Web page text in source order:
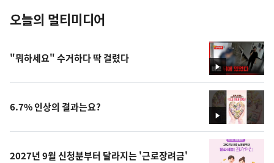
오늘의 멀티미디어
영
상
"뭐하세요" 수거하다 딱 걸렸다
영
상
6.7% 인상의 결과는요?
2027년 9월 신청분부터 달라지는 '근로장려금'